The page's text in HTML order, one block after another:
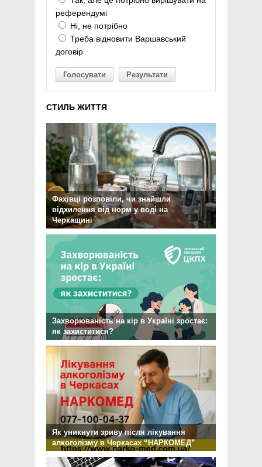
референдумі
Ні, не потрібно
Треба відновити Варшавський
договір
Голосувати Результати
СТИЛЬ ЖИТТЯ
Фахівці розповіли, чи знайшли
відхилення від норм у воді на
Черкащині
Захворюваність на кір в Україні зростає:
як захиститися?
Як уникнути зриву після лікування
алкоголізму в Черкасах “НАРКОМЕД”